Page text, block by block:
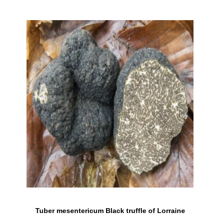
Tuber mesentericum Black truffle of Lorraine